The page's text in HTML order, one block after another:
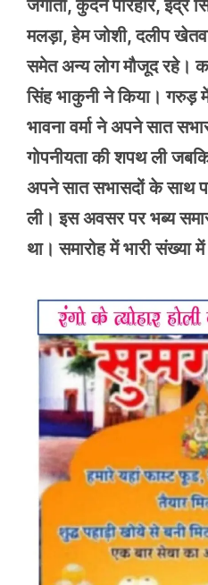
जगाती, कुंदन परिहार, इंद्र
मलड़ा, हेम जोशी, दलीप
समेत अन्य लोग मौजूद रहे।
सिंह भाकुनी ने किया। गरुड़ में
भावना वर्मा ने अपने सात
गोपनीयता की शपथ ली
अपने सात सभासदों के साथ
ली। इस अवसर पर भब्य
था। समारोह में भारी संख्या